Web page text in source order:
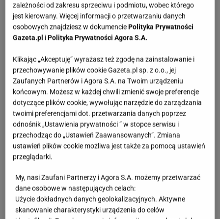
nosić nowocześnie i stylowo. Pojawiają się w
zestawach inspirowanych latami 2000., alew
zupełnie świeżej odsłonie– z oversize’owymi
botkami, które kontrastują z obcisłym krojem.
Jak nosić skinny teraz?
Klucz do sukcesu jest prosty –balans proporcji.
Jeśli góra jest rozbudowana, np. oversize’owy
sweter, marynarka lub płaszcz, dolna część w skinny
jeansachdaje harmonijną sylwetkę. Modne są też
połączenia kontrastowe: rurki w ciemnym denimu z
lekką, jasną koszulą lubtopem, który wysuwa się
spod marynarki. Influencerki zestawiają je z
masywnymi sneakersami, klasycznymi szpilkami
zależności od zakresu sprzeciwu i podmiotu, wobec którego
jest kierowany. Więcej informacji o przetwarzaniu danych
osobowych znajdziesz w dokumenciePolityka Prywatności
Gazeta.pl iPolityka Prywatności Agora S.A.
Klikając „Akceptuję” wyrażasz też zgodę na zainstalowanie i
przechowywanie plików cookie Gazeta.pl sp. z o.o., jej
Zaufanych Partnerów i Agora S.A. na Twoim urządzeniu
końcowym. Możesz w każdej chwili zmienić swoje preferencje
dotyczące plików cookie, wywołując narzędzie do zarządzania
twoimi preferencjami dot. przetwarzania danych poprzez
odnośnik „Ustawienia prywatności ” w stopce serwisu i
przechodząc do „Ustawień Zaawansowanych”. Zmiana
ustawień plików cookie możliwa jest także za pomocą ustawień
przeglądarki.
My, nasi Zaufani Partnerzy i Agora S.A. możemy przetwarzać
dane osobowe w następujących celach:
Użycie dokładnych danych geolokalizacyjnych. Aktywne
skanowanie charakterystyki urządzenia do celów